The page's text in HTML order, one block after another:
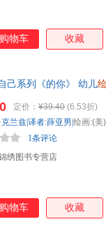
物车 收藏
己系列《的你》 幼儿
定价： ¥39.40 (6.53折)
绣图书专营店
1条评论
克兰兹|译者:薛亚男| 绘画:(美)
物车 收藏